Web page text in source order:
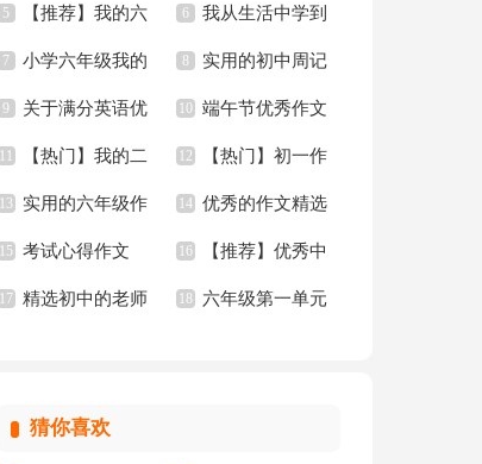
作文合集10篇
5 【推荐】我的六
年级小学作文汇编6
篇
6 我从生活中学到
了语文作文15篇
7 小学六年级我的
同桌作文
8 实用的初中周记
汇总五篇
9 关于满分英语优
秀作文锦集10篇
10 端午节优秀作文
【推荐】
11 【热门】我的二
年级作文300字汇总5
篇
12 【热门】初一作
文汇总10篇
13 实用的六年级作
文集合5篇
14 优秀的作文精选
15篇
15 考试心得作文 16 【推荐】优秀中
学作文三篇
17 精选初中的老师 18 六年级第一单元
猜你喜欢